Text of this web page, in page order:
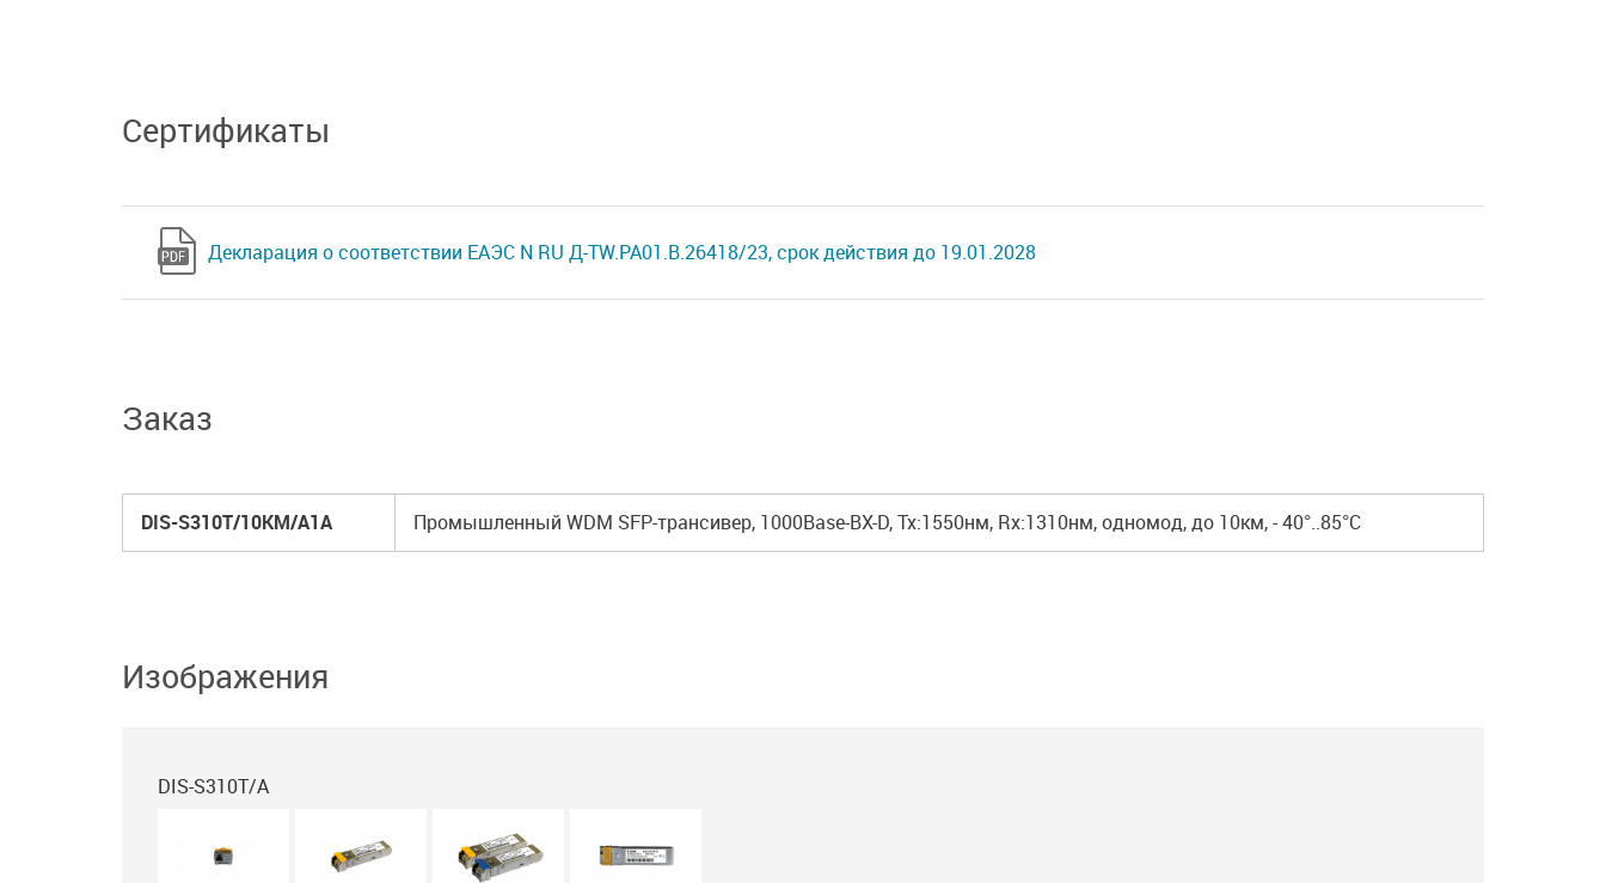
Сертификаты
Декларация о соответствии ЕАЭС N RU Д-TW.РА01.В.26418/23, срок действия до 19.01.2028
Заказ
DIS-S310T/10KM/A1A Промышленный WDM SFP-трансивер, 1000Base-BX-D, Tx:1550нм, Rx:1310нм, одномод, до 10км, - 40°..85°C
Изображения
DIS-S310T/A